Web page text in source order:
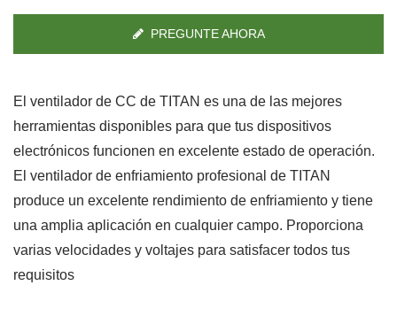
PREGUNTE AHORA
El ventilador de CC de TITAN es una de las mejores
herramientas disponibles para que tus dispositivos
electrónicos funcionen en excelente estado de operación.
El ventilador de enfriamiento profesional de TITAN
produce un excelente rendimiento de enfriamiento y tiene
una amplia aplicación en cualquier campo. Proporciona
varias velocidades y voltajes para satisfacer todos tus
requisitos